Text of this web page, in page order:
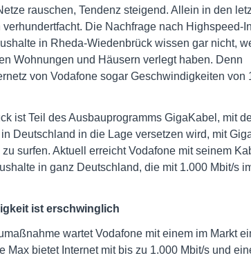
rauschen, Tendenz steigend. Allein in den
Die Nachfrage nach Highspeed-
in Rheda-Wiedenbrück wissen gar nicht,
Wohnungen und Häusern verlegt haben. Denn
von Vodafone sogar Geschwindigkeiten von
ist Teil des Ausbauprogramms GigaKabel, mit
Deutschland in die Lage versetzen wird, mit
surfen. Aktuell erreicht Vodafone mit seinem
in ganz Deutschland, die mit 1.000 Mbit/s
ist erschwinglich
wartet Vodafone mit einem im Markt
Max bietet Internet mit bis zu 1.000 Mbit/s und